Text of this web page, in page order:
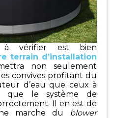
vérifier est bien
terrain d’installation
non seulement
convives profitant du
d’eau que ceux à
que le système de
Il en est de
marche du blower